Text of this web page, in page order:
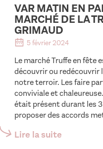
VAR MATIN EN
MARCHÉ DE LA
GRIMAUD
5 février 2024
Le marché Truffe en fête
découvrir ou redécouvrir
notre terroir. Les faire
conviviale et
était présent durant les
proposer des accords
Lire la suite